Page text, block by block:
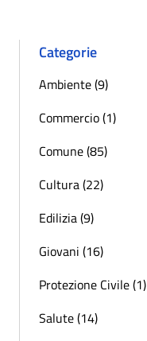
Categorie
Ambiente (9)
Commercio (1)
Comune (85)
Cultura (22)
Edilizia (9)
Giovani (16)
Protezione Civile (1)
Salute (14)